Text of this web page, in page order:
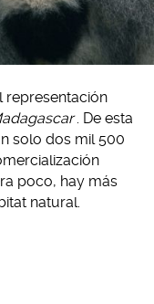
representación
. De esta
solo dos mil 500
poco, hay más
natural.